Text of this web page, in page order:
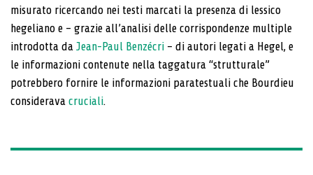
misurato ricercando nei testi marcati la presenza di lessico
hegeliano e – grazie all’analisi delle corrispon­denze multiple
introdotta da Jean-Paul Benzécri – di autori legati a Hegel, e
le informazioni contenute nella taggatura “strutturale”
potrebbero fornire le informa­zioni paratestuali che Bourdieu
considerava cruciali.